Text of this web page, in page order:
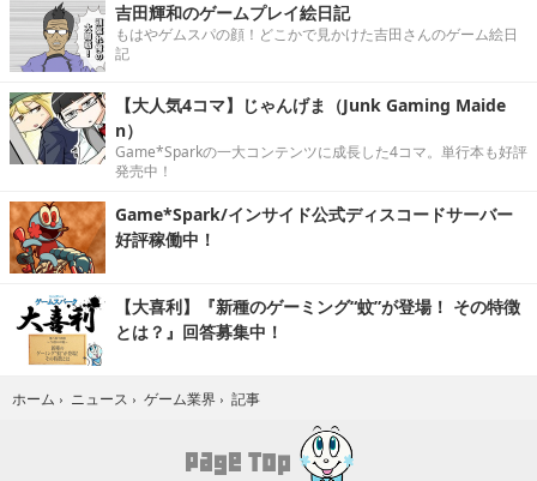
吉田輝和のゲームプレイ絵日記
もはやゲムスパの顔！どこかで見かけた吉田さんのゲーム絵日
記
【大人気4コマ】じゃんげま（Junk Gaming Maide
n）
Game*Sparkの一大コンテンツに成長した4コマ。単行本も好評
発売中！
Game*Spark/インサイド公式ディスコードサーバー
好評稼働中！
【大喜利】『新種のゲーミング“蚊”が登場！ その特徴
とは？』回答募集中！
ホーム › ニュース › ゲーム業界 › 記事